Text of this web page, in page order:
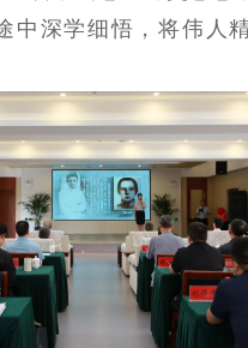
中深学细悟，将伟人